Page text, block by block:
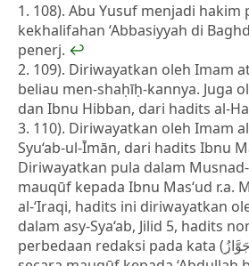
108). Abu Yusuf menjadi hakim
kekhalifahan ‘Abbasiyyah di
penerj. ↩
109). Diriwayatkan oleh Imam
beliau men-shaḥīḥ-kannya. Juga
dan Ibnu Hibban, dari hadits al-
110). Diriwayatkan oleh Imam
Syu‘ab-ul-Īmān, dari hadits Ibnu
Diriwayatkan pula dalam
mauqūf kepada Ibnu Mas‘ud r.a.
al-‘Iraqi, hadits ini diriwayatkan
dalam asy-Sya‘ab, Jilid 5, hadits
perbedaan redaksi pada kata (جَوَّازُ) “tidak diterima”,